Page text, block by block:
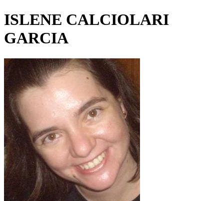
ISLENE CALCIOLARI
GARCIA